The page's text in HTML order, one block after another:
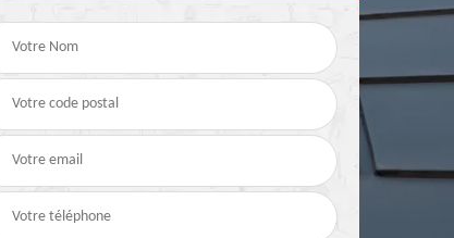
Travaux de zinguerie
Urgence fuite de
toiture 65 Hautes-
Pyrénées